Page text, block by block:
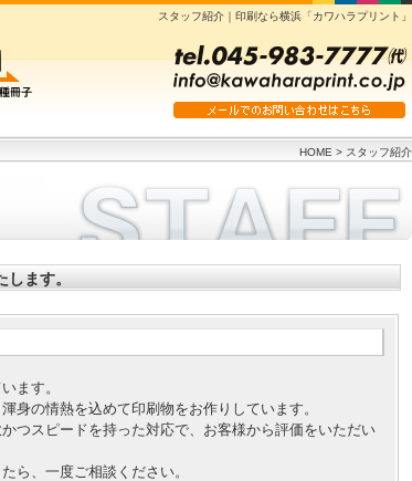
スタッフ紹介｜印刷なら横浜「カワハラプリント」
HOME > スタッフ紹介
ます。
ます。
身の情熱を込めて印刷物をお作りしています。
つスピードを持った対応で、お客様から評価をいただい
ら、一度ご相談ください。